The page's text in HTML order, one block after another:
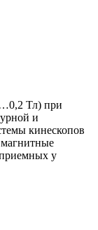
Тл) при
и
кинескопов
у